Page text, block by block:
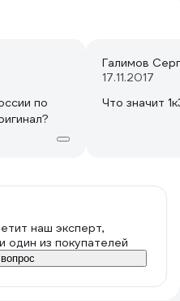
по
Галимов
17.11.2017
Что значит
наш эксперт,
один из покупателей